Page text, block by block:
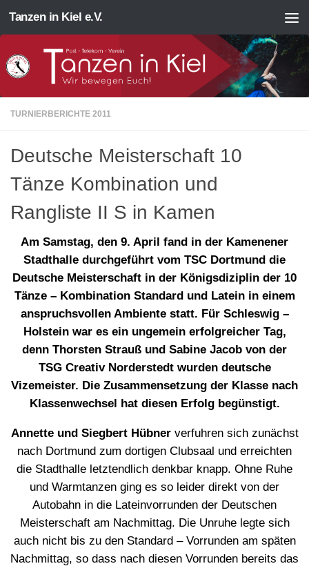
Zum Inhalt springen
Tanzen in Kiel e.V.
TURNIERBERICHTE 2011
Deutsche Meisterschaft 10
Tänze Kombination und
Rangliste II S in Kamen
Am Samstag, den 9. April fand in der Kamenener
Stadthalle durchgeführt vom TSC Dortmund die
Deutsche Meisterschaft in der Königsdiziplin der 10
Tänze – Kombination Standard und Latein in einem
anspruchsvollen Ambiente statt. Für Schleswig –
Holstein war es ein ungemein erfolgreicher Tag,
denn Thorsten Strauß und Sabine Jacob von der
TSG Creativ Norderstedt wurden deutsche
Vizemeister. Die Zusammensetzung der Klasse nach
Klassenwechsel hat diesen Erfolg begünstigt.
Annette und Siegbert Hübnerverfuhren sich zunächst
nach Dortmund zum dortigen Clubsaal und erreichten
die Stadthalle letztendlich denkbar knapp. Ohne Ruhe
und Warmtanzen ging es so leider direkt von der
Autobahn in die Lateinvorrunden der Deutschen
Meisterschaft am Nachmittag. Die Unruhe legte sich
auch nicht bis zu den Standard – Vorrunden am späten
Nachmittag, so dass nach diesen Vorrunden bereits das